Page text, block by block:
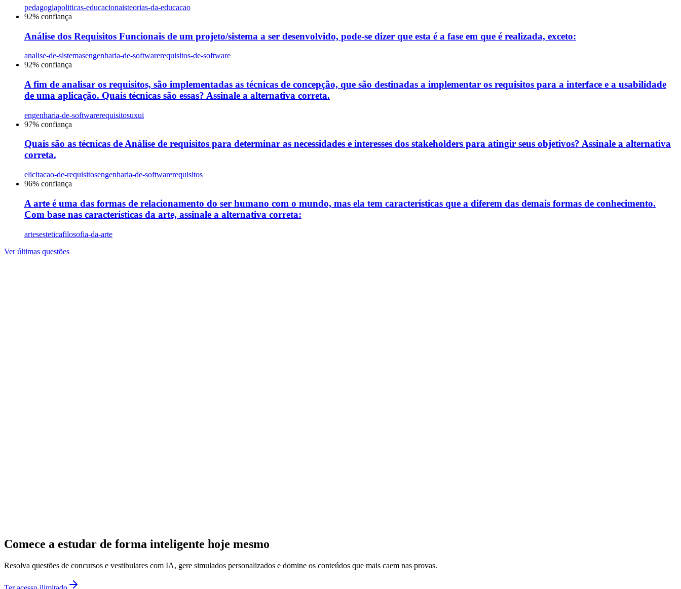
pedagogiapoliticas-educacionaisteorias-da-educacao
92% confiança
Análise dos Requisitos Funcionais de um projeto/sistema a ser desenvolvido, pode-se dizer que esta é a fase em que é realizada, exceto:
analise-de-sistemasengenharia-de-softwarerequisitos-de-software
92% confiança
A fim de analisar os requisitos, são implementadas as técnicas de concepção, que são destinadas a implementar os requisitos para a interface e a usabilidade
de uma aplicação. Quais técnicas são essas? Assinale a alternativa correta.
engenharia-de-softwarerequisitosuxui
97% confiança
Quais são as técnicas de Análise de requisitos para determinar as necessidades e interesses dos stakeholders para atingir seus objetivos? Assinale a alternativa
correta.
elicitacao-de-requisitosengenharia-de-softwarerequisitos
96% confiança
A arte é uma das formas de relacionamento do ser humano com o mundo, mas ela tem características que a diferem das demais formas de conhecimento.
Com base nas características da arte, assinale a alternativa correta:
artesesteticafilosofia-da-arte
Ver últimas questões
Comece a estudar de forma inteligente hoje mesmo
Resolva questões de concursos e vestibulares com IA, gere simulados personalizados e domine os conteúdos que mais caem nas provas.